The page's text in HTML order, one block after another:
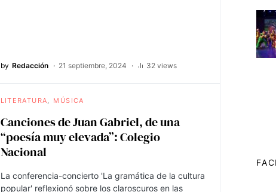
by Redacción 21 septiembre, 2024 32 views
LITERATURA MÚSICA
Canciones de Juan Gabriel, de una
“poesía muy elevada”: Colegio
Nacional
La conferencia-concierto 'La gramática de la cultura
popular' reflexionó sobre los claroscuros en las